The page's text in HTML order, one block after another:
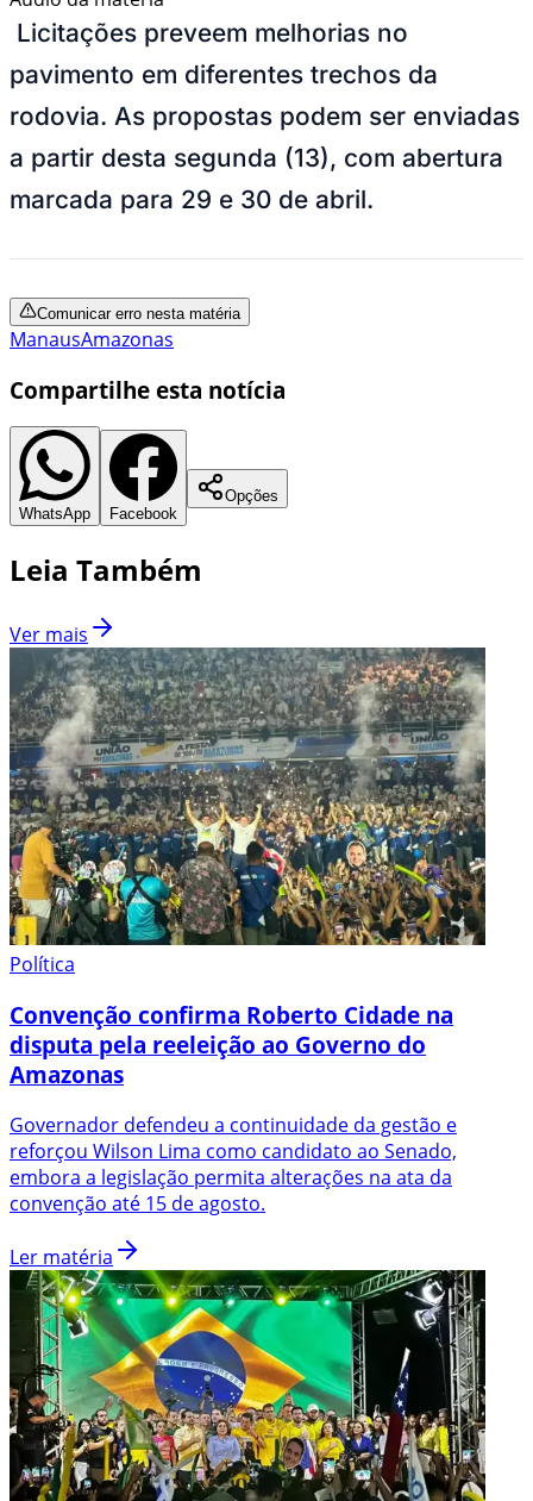
Licitações preveem melhorias no
pavimento em diferentes trechos da
rodovia. As propostas podem ser enviadas
a partir desta segunda (13), com abertura
marcada para 29 e 30 de abril.
Comunicar erro nesta matéria
ManausAmazonas
Compartilhe esta notícia
WhatsApp Facebook
Opções
Leia Também
Ver mais
Política
Convenção confirma Roberto Cidade na
disputa pela reeleição ao Governo do
Amazonas
Governador defendeu a continuidade da gestão e
reforçou Wilson Lima como candidato ao Senado,
embora a legislação permita alterações na ata da
convenção até 15 de agosto.
Ler matéria